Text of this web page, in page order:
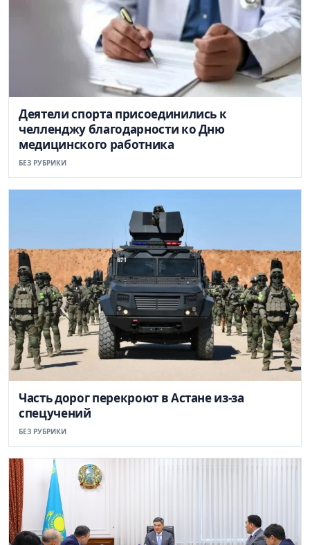
Деятели спорта присоединились к
челленджу благодарности ко Дню
медицинского работника
БЕЗ РУБРИКИ
Часть дорог перекроют в Астане из-за
спецучений
БЕЗ РУБРИКИ